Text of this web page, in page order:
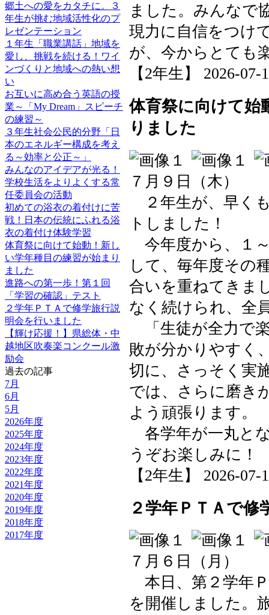
郷土への愛をカタチに。３
年生が挑む地域活性化のプ
レゼンテーション
１年生「職業講話」地域を
愛し、挑戦を続ける！ワイ
ンづくりと地域への熱い想
い
お互いに高め合う英語の授
業～「My Dream」スピーチ
の練習～
３年生社会公民的分野「日
本のエネルギー構成を考え
る～効率と公正～」
みんなのアイデアが光る！
学校生活をよりよくする常
任委員会の活動
初めての浴衣の着付けに苦
戦！日本の伝統にふれる浴
衣の着付け体験学習
体育祭に向けて始動！新し
い学年種目の練習が始まり
ました
進路への第一歩！第１回
「学習の確認」テスト
２学年ＰＴＡで修学旅行説
明会を行いました
【輝け応援！】県総体・中
越地区吹奏楽コンクール激
励会
過去の記事
7月
6月
5月
2026年度
2025年度
2024年度
2023年度
2022年度
2021年度
2020年度
2019年度
2018年度
2017年度
ました。みんなで
現力に自信をつけ
が、今からとても
【2年生】 2026-07-
体育祭に向けて始
りました
７月９日（木）
２年生が、早く
トしました！
今年度から、１
して、毎年度その
合いを重ねてきま
なく続けられ、全
「生徒が全力で
敗が分かりやすく
切に、さっそく実
では、さらに磨き
よう頑張ります。
各学年が一丸と
うぞお楽しみに！
【2年生】 2026-07-
２学年ＰＴＡで修
７月６日（月）
本日、第２学年
を開催しました。